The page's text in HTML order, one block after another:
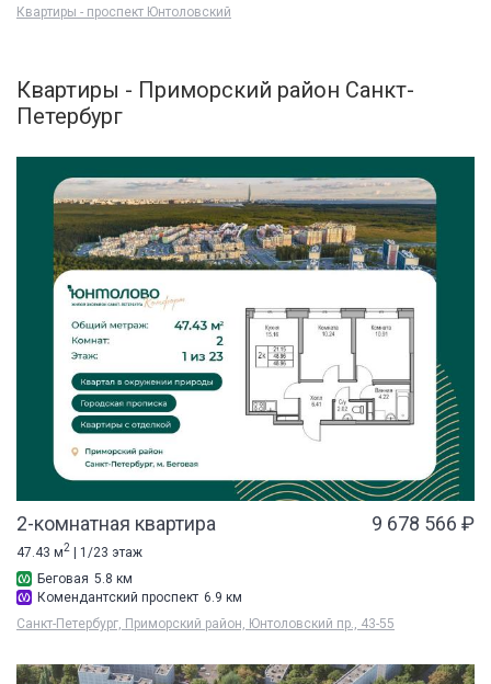
Квартиры - проспект Юнтоловский
Квартиры - Приморский район Санкт-
Петербург
2-комнатная квартира 9 678 566 ₽
47.43 м2 | 1/23 этаж
Беговая 5.8 км
Комендантский проспект 6.9 км
Санкт-Петербург, Приморский район, Юнтоловский пр., 43-55